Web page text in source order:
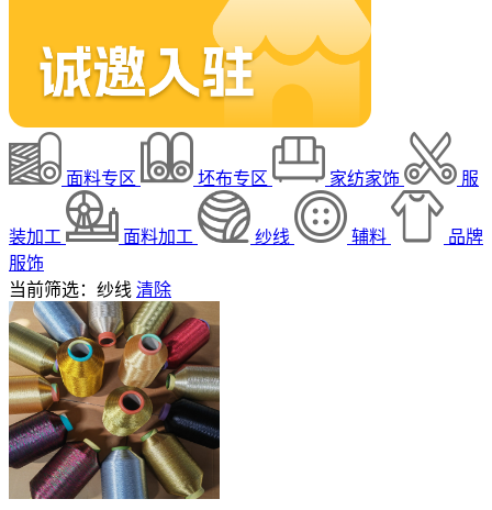
面料专区 坯布专区 家纺家饰 服
装加工 面料加工 纱线 辅料
品牌
服饰
当前筛选：纱线 清除